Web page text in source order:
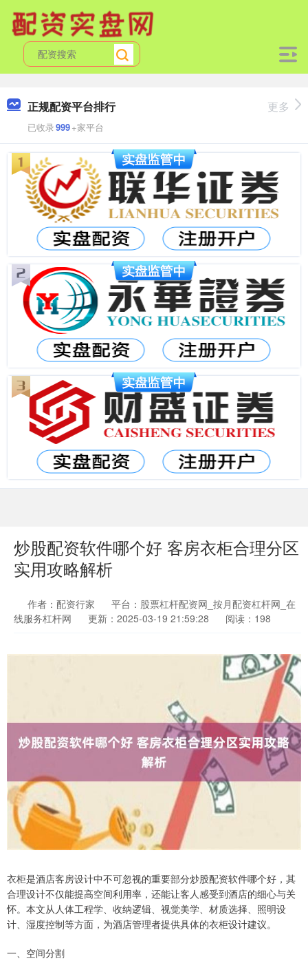
正规配资平台排行
已收录999+家平台
更多
炒股配资软件哪个好 客房衣柜合理分区
实用攻略解析
作者：配资行家
平台：股票杠杆配资网_按月配资杠杆网_在
线服务杠杆网
更新：2025-03-19 21:59:28 阅读：198
衣柜是酒店客房设计中不可忽视的重要部分炒股配资软件哪个好，其
合理设计不仅能提高空间利用率，还能让客人感受到酒店的细心与关
怀。本文从人体工程学、收纳逻辑、视觉美学、材质选择、照明设
计、湿度控制等方面，为酒店管理者提供具体的衣柜设计建议。
一、空间分割